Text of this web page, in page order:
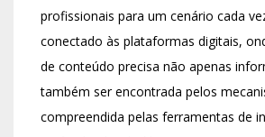
profissionais para um cenário cada
conectado às plataformas digitais,
de conteúdo precisa não apenas
também ser encontrada pelos
compreendida pelas ferramentas de